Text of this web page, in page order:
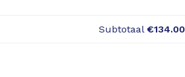
Subtotaal €134.00